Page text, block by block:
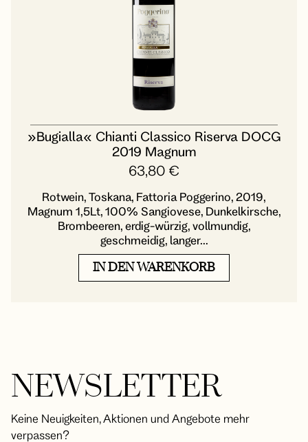
»Bugialla« Chianti Classico Riserva DOCG
2019 Magnum
63,80 €
Rotwein, Toskana, Fattoria Poggerino, 2019,
Magnum 1,5Lt, 100% Sangiovese, Dunkelkirsche,
Brombeeren, erdig-würzig, vollmundig,
geschmeidig, langer...
IN DEN WARENKORB
NEWSLETTER
Keine Neuigkeiten, Aktionen und Angebote mehr
verpassen?